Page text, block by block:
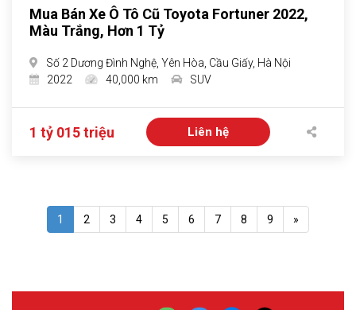
Mua Bán Xe Ô Tô Cũ Toyota Fortuner 2022,
Màu Trắng, Hơn 1 Tỷ
Số 2 Dương Đình Nghệ, Yên Hòa, Cầu Giấy, Hà Nội
2022
40,000 km SUV
1 tỷ 015 triệu Liên hệ
1 2 3 4 5 6 7 8 9 »